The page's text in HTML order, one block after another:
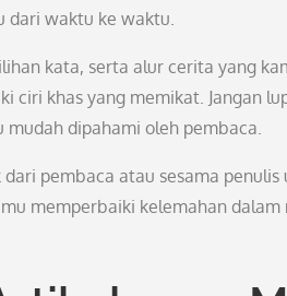
dari waktu ke waktu.
kata, serta alur cerita yang
ciri khas yang memikat. Jangan
dipahami oleh pembaca.
pembaca atau sesama
memperbaiki kelemahan